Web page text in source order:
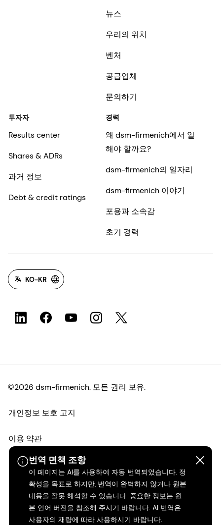
번역 면책 조항
이 페이지는 AI를 사용하여 자동 번역되었습니다. 정
확성을 목표로 하지만, 번역이 완벽하지 않거나 원본
내용을 잘못 해석할 수 있습니다. 중요한 정보는 원
본 언어 버전을 참조해 주시기 바랍니다. AI 번역은
사용자의 재량에 따라 사용하시기 바랍니다.
뉴스
우리의 위치
벤처
공급업체
문의하기
투자자
Results center
Shares & ADRs
과거 정보
Debt & credit ratings
경력
왜 dsm-firmenich에서 일
해야 할까요?
dsm-firmenich의 일자리
dsm-firmenich 이야기
포용과 소속감
초기 경력
KO-KR
©2026 dsm-firmenich. 모든 권리 보유.
개인정보 보호 고지
이용 약관
약관
캘리포니아 투명성
접근성 성명서